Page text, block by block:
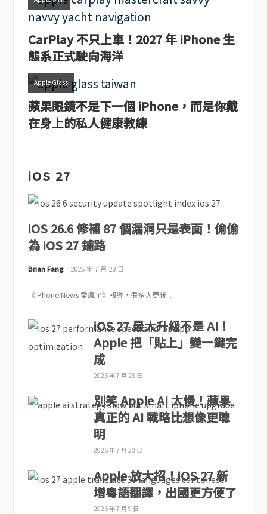
CarPlay 不只上車！2027 年 iPhone 生
態系正式駛向海洋
Apple Glass
蘋果眼鏡不是下一個 iPhone，而是你戴
在身上的私人健康教練
iOS 27
iOS 26.6 修補 87 個漏洞只是表面！偷偷
為 iOS 27 鋪路
Brian Fang 2026 年 7 月 28 日
《iPhone News 愛瘋了》報導，很多人更新...
iOS 27 最大升級不是 AI！
Apple 把「貼上」變一鍵完
成
2026 年 7 月 28 日
別笑 Apple AI 太慢！蘋果
真正的 AI 戰略比想像更聰
明
2026 年 7 月 20 日
Apple 放大招！iOS 27 新
增粵語翻譯，出國更方便了
2026 年 7 月 9 日